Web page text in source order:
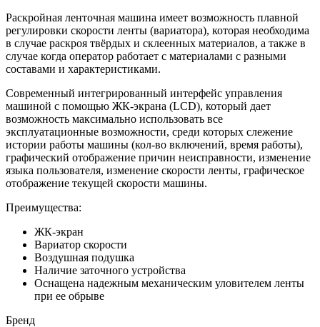
Раскройная ленточная машина имеет возможность плавной
регулировки скорости ленты (вариатора), которая необходима
в случае раскроя твёрдых и склеенных материалов, а также в
случае когда оператор работает с материалами с разными
составами и характеристиками.
Современный интегрированный интерфейс управления
машиной с помощью ЖК-экрана (LCD), который дает
возможность максимально использовать все
эксплуатационные возможности, среди которых слежение
истории работы машины (кол-во включений, время работы),
графический отображение причин неисправности, изменение
языка пользователя, изменение скорости ленты, графическое
отображение текущей скорости машины.
Преимущества:
ЖК-экран
Вариатор скорости
Воздушная подушка
Наличие заточного устройства
Оснащена надежным механическим уловителем ленты
при ее обрыве
Бренд